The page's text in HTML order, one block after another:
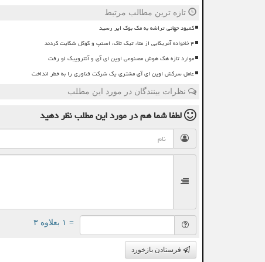
تازه ترین مطالب مرتبط
کمبود جهانی تراشه به مک بوک ایر رسید
۴ خانواده آمریکایی از متا، تیک تاک، اسنپ و گوگل شکایت کردند
موارد تازه هک هوش مصنوعی اوپن ای آی و آنتروپیک لو رفت
عامل سرکش اوپن ای آی مشتری یک شرکت فناوری را به خطر انداخت
نظرات بینندگان در مورد این مطلب
لطفا شما همدر مورد این مطلبنظر دهید
= ۱ بعلاوه ۳
فرستادن بازخورد